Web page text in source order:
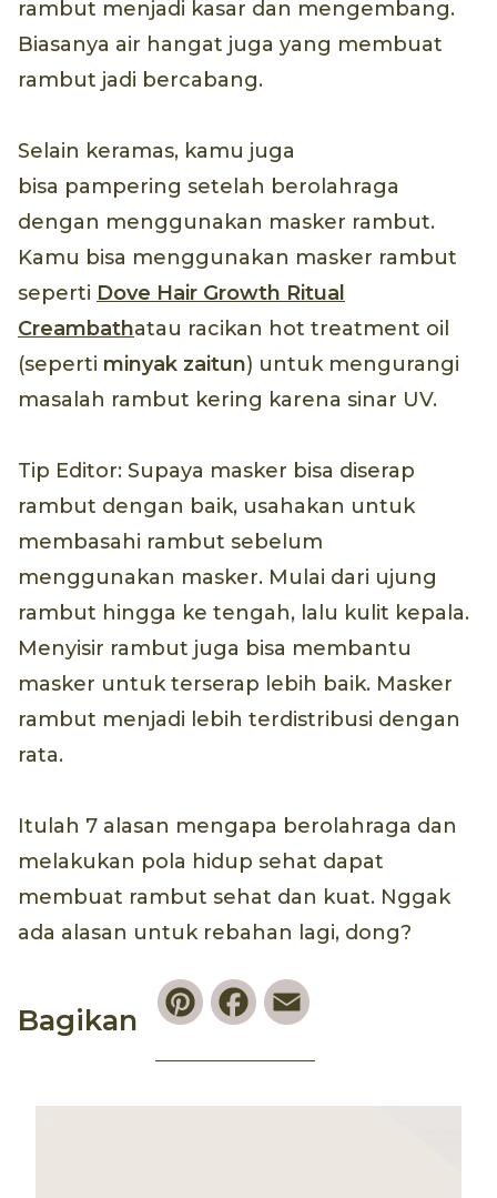
rambut menjadi kasar dan mengembang.
Biasanya air hangat juga yang membuat
rambut jadi bercabang.
Selain keramas, kamu juga
bisa pampering setelah berolahraga
dengan menggunakan masker rambut.
Kamu bisa menggunakan masker rambut
seperti Dove Hair Growth Ritual
Creambathatau racikan hot treatment oil
(seperti minyak zaitun) untuk mengurangi
masalah rambut kering karena sinar UV.
Tip Editor: Supaya masker bisa diserap
rambut dengan baik, usahakan untuk
membasahi rambut sebelum
menggunakan masker. Mulai dari ujung
rambut hingga ke tengah, lalu kulit kepala.
Menyisir rambut juga bisa membantu
masker untuk terserap lebih baik. Masker
rambut menjadi lebih terdistribusi dengan
rata.
Itulah 7 alasan mengapa berolahraga dan
melakukan pola hidup sehat dapat
membuat rambut sehat dan kuat. Nggak
ada alasan untuk rebahan lagi, dong?
Bagikan
PinterestFacebook